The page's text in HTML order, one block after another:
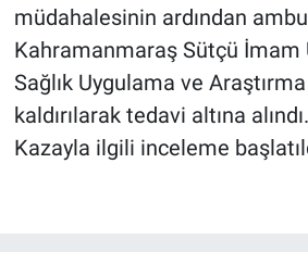
müdahalesinin ardından
Kahramanmaraş Sütçü İmam
Sağlık Uygulama ve
kaldırılarak tedavi altına alındı.
Kazayla ilgili inceleme